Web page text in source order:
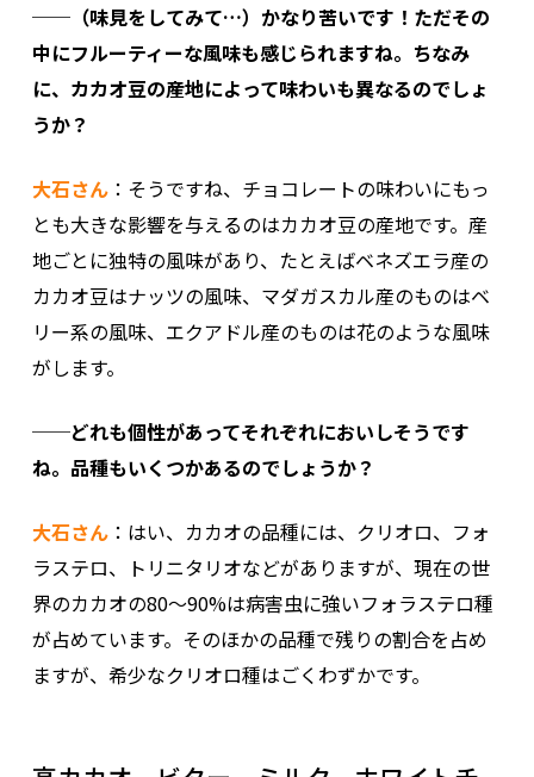
──（味見をしてみて…）かなり苦いです！ただその
中にフルーティーな風味も感じられますね。ちなみ
に、カカオ豆の産地によって味わいも異なるのでしょ
うか？
大石さん：そうですね、チョコレートの味わいにもっ
とも大きな影響を与えるのはカカオ豆の産地です。産
地ごとに独特の風味があり、たとえばベネズエラ産の
カカオ豆はナッツの風味、マダガスカル産のものはベ
リー系の風味、エクアドル産のものは花のような風味
がします。
──どれも個性があってそれぞれにおいしそうです
ね。品種もいくつかあるのでしょうか？
大石さん：はい、カカオの品種には、クリオロ、フォ
ラステロ、トリニタリオなどがありますが、現在の世
界のカカオの80～90%は病害虫に強いフォラステロ種
が占めています。そのほかの品種で残りの割合を占め
ますが、希少なクリオロ種はごくわずかです。